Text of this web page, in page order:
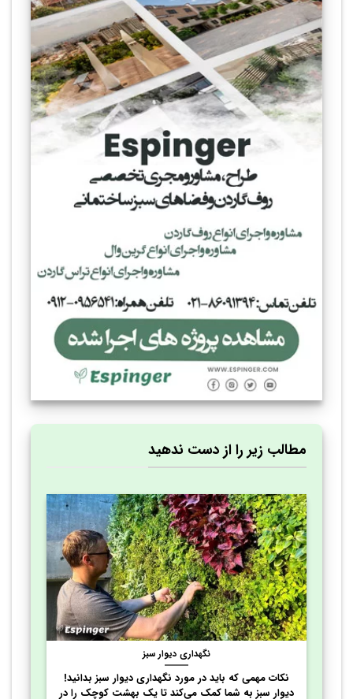
مطالب زیر را از دست ندهید
نگهداری دیوار سبز
نکات مهمی که باید در مورد نگهداری دیوار سبز بدانید!
دیوار سبز به شما کمک می‌کند تا یک بهشت کوچک را در